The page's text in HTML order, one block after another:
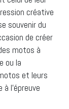
créative
souvenir du
de créer
motos à
ou la
et leurs
l’épreuve